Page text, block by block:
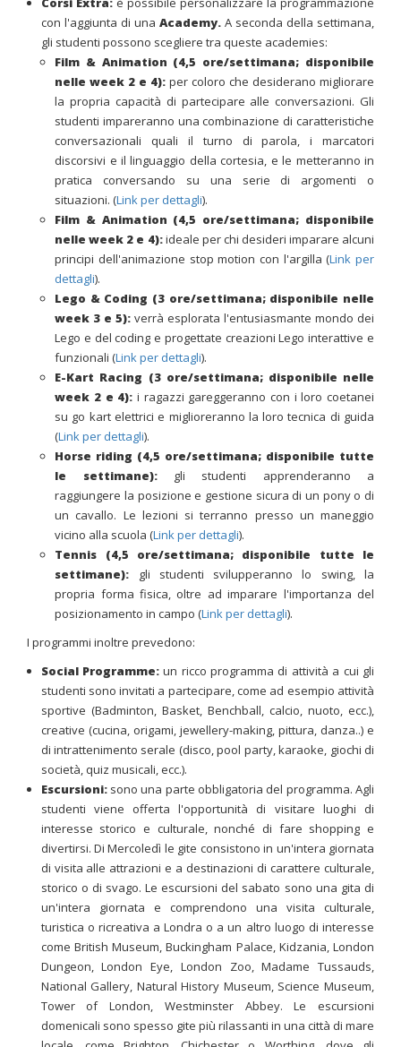
con l'aggiunta di una Academy.A seconda della settimana,
gli studenti possono scegliere tra queste academies:
Film & Animation (4,5 ore/settimana; disponibile
nelle week 2 e 4): per coloro che desiderano migliorare
la propria capacità di partecipare alle conversazioni. Gli
studenti impareranno una combinazione di caratteristiche
conversazionali quali il turno di parola, i marcatori
discorsivi e il linguaggio della cortesia, e le metteranno in
pratica conversando su una serie di argomenti o
situazioni. (Link per dettagli).
Film & Animation (4,5 ore/settimana; disponibile
nelle week 2 e 4):ideale per chi desideri imparare alcuni
principi dell'animazione stop motion con l'argilla (Link per
dettagli).
Lego & Coding (3 ore/settimana; disponibile nelle
week 3 e 5): verrà esplorata l'entusiasmante mondo dei
Lego e del coding e progettate creazioni Lego interattive e
funzionali (Link per dettagli).
E-Kart Racing (3 ore/settimana; disponibile nelle
week 2 e 4): i ragazzi gareggeranno con i loro coetanei
su go kart elettrici e miglioreranno la loro tecnica di guida
(Link per dettagli).
Horse riding (4,5 ore/settimana; disponibile tutte
le settimane): gli studenti apprenderanno a
raggiungere la posizione e gestione sicura di un pony o di
un cavallo. Le lezioni si terranno presso un maneggio
vicino alla scuola (Link per dettagli).
Tennis (4,5 ore/settimana; disponibile tutte le
settimane): gli studenti svilupperanno lo swing, la
propria forma fisica, oltre ad imparare l'importanza del
posizionamento in campo (Link per dettagli).
I programmi inoltre prevedono:
Social Programme:un ricco programma di attività a cui gli
studenti sono invitati a partecipare, come ad esempio attività
sportive (Badminton, Basket, Benchball, calcio, nuoto, ecc.),
creative (cucina, origami, jewellery-making, pittura, danza..) e
di intrattenimento serale (disco, pool party, karaoke, giochi di
società, quiz musicali, ecc.).
Escursioni: sono una parte obbligatoria del programma. Agli
studenti viene offerta l'opportunità di visitare luoghi di
interesse storico e culturale, nonché di fare shopping e
divertirsi. Di Mercoledì le gite consistono in un'intera giornata
di visita alle attrazioni e a destinazioni di carattere culturale,
storico o di svago. Le escursioni del sabato sono una gita di
un'intera giornata e comprendono una visita culturale,
turistica o ricreativa a Londra o a un altro luogo di interesse
come British Museum, Buckingham Palace, Kidzania, London
Dungeon, London Eye, London Zoo, Madame Tussauds,
National Gallery, Natural History Museum, Science Museum,
Tower of London, Westminster Abbey. Le escursioni
domenicali sono spesso gite più rilassanti in una città di mare